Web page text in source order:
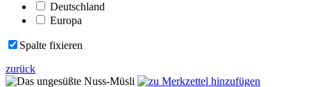
Deutschland
Europa
Spalte fixieren
zurück